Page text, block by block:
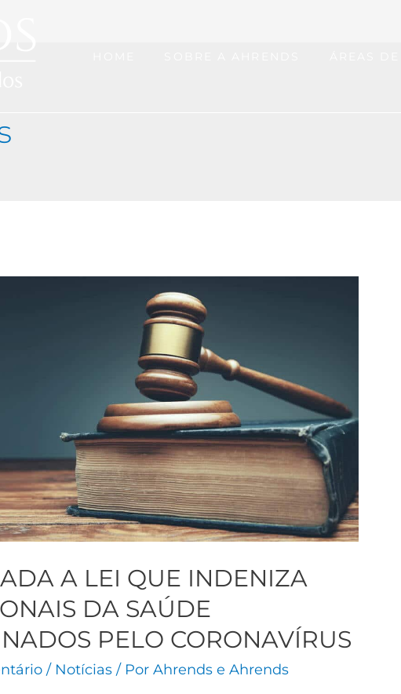
A LEI QUE INDENIZA
DA SAÚDE
PELO CORONAVÍRUS
/ Notícias / PorAhrends e Ahrends